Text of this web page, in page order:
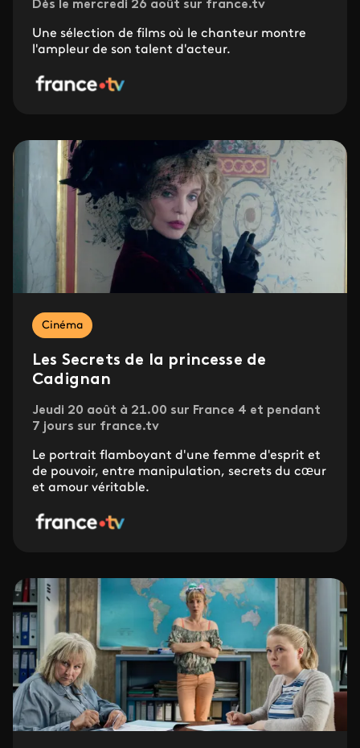
Dès le mercredi 26 août sur france.tv
Une sélection de films où le chanteur montre
l'ampleur de son talent d'acteur.
Cinéma
Les Secrets de la princesse de
Cadignan
Jeudi 20 août à 21.00 sur France 4 et pendant
7 jours sur france.tv
Le portrait flamboyant d'une femme d'esprit et
de pouvoir, entre manipulation, secrets du cœur
et amour véritable.